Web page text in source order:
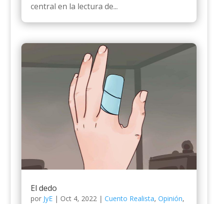
central en la lectura de...
El dedo
por JyE| Oct 4, 2022 | Cuento Realista, Opinión,